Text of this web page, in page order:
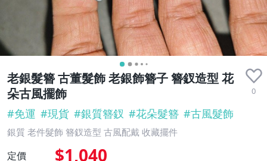
老銀髮簪 古董髮飾 老銀飾簪子 簪釵造型 花
朵古風擺飾
0
#免運 #現貨 #銀質簪釵 #花朵髮簪 #古風髮飾
銀質 老件髮飾 簪釵造型 古風配戴 收藏擺件
定價 $1,040